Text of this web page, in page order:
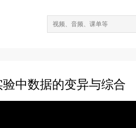
中数据的变异与综合